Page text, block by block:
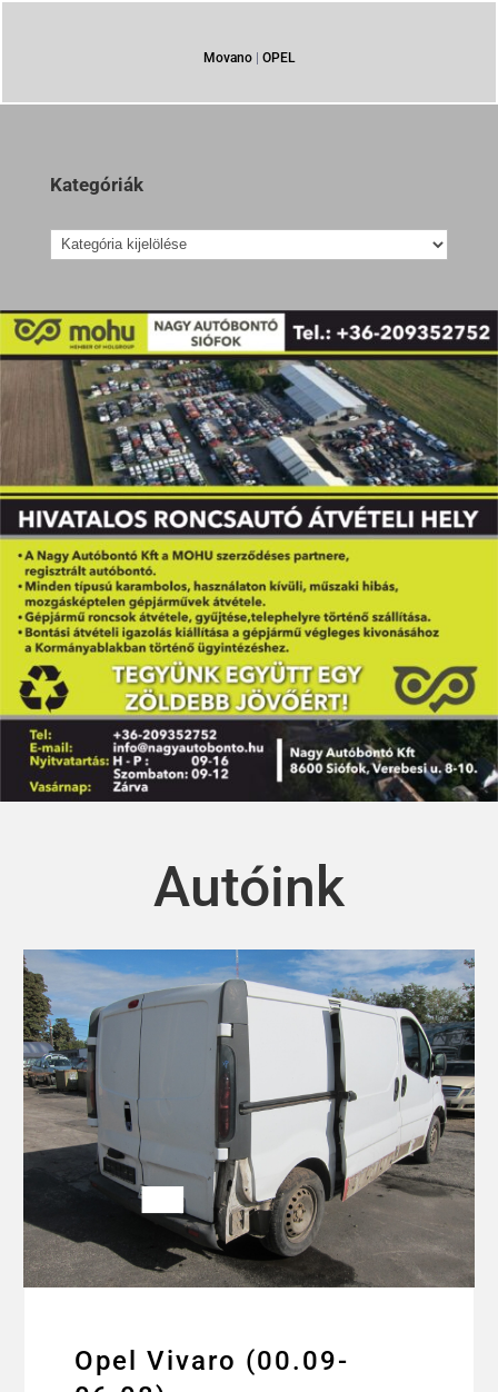
Movano | OPEL
Kategóriák
Kategóriák
Autóink
Opel Vivaro (00.09-